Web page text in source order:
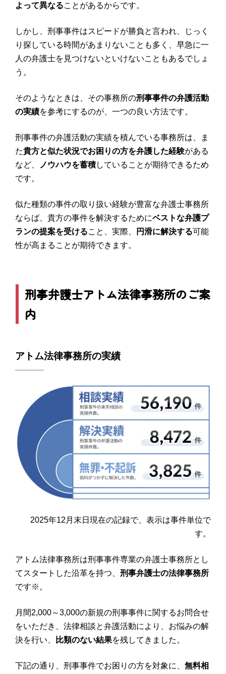
よって異なることがあるからです。
しかし、刑事事件はスピードが勝負と言われ、じっく
り探している時間があまりないことも多く、早急に一
人の弁護士を見つけないといけないこともあるでしょ
う。
そのようなときは、その事務所の刑事事件の弁護活動
の実績を参考にするのが、一つの良い方法です。
刑事事件の弁護活動の実績を積んでいる事務所は、ま
た貴方と似た状況でお困りの方を弁護した経験がある
など、
ノウハウを蓄積していることが期待できるため
です。
似た種類の事件の取り扱い経験が豊富な弁護士事務所
ならば、貴方の事件を解決するためにベストな弁護プ
ランの提案を受けること、実際、 円滑に解決する可能
性が高まることが期待できます。
刑事弁護士アトム法律事務所のご案
内
アトム法律事務所の実績
2025年12月末日現在の記録で、表示は事件単位で
す。
アトム法律事務所は刑事事件専業の弁護士事務所とし
てスタートした沿革を持つ、 刑事弁護士の法律事務所
です※。
月間2,000～3,000の新規の刑事事件に関するお問合せ
をいただき、法律相談と弁護活動により、お悩みの解
決を行い、
比類のない結果を残してきました。
下記の通り、刑事事件でお困りの方を対象に、 無料相